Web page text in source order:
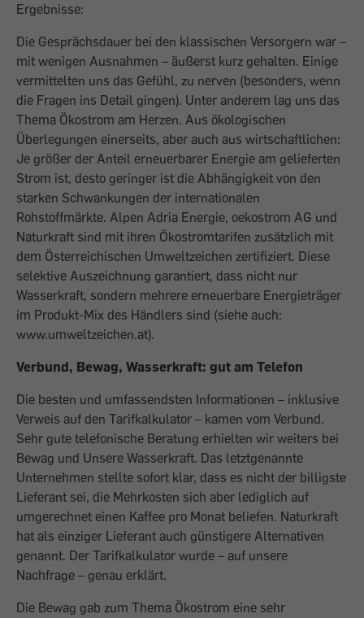
Ergebnisse:
Die Gesprächsdauer bei den klassischen Versorgern war –
mit wenigen Ausnahmen – äußerst kurz gehalten. Einige
vermittelten uns das Gefühl, zu nerven (besonders, wenn
die Fragen ins Detail gingen). Unter anderem lag uns das
Thema Ökostrom am Herzen. Aus ökologischen
Überlegungen einerseits, aber auch aus wirtschaftlichen:
Je größer der Anteil erneuerbarer Energie am gelieferten
Strom ist, desto geringer ist die Abhängigkeit von den
starken Schwankungen der internationalen
Rohstoffmärkte. Alpen Adria Energie, oekostrom AG und
Naturkraft sind mit ihren Ökostromtarifen zusätzlich mit
dem Österreichischen Umweltzeichen zertifiziert. Diese
selektive Auszeichnung garantiert, dass nicht nur
Wasserkraft, sondern mehrere erneuerbare Energieträger
im Produkt-Mix des Händlers sind (siehe auch:
www.umweltzeichen.at).
Verbund, Bewag, Wasserkraft: gut am Telefon
Die besten und umfassendsten Informationen – inklusive
Verweis auf den Tarifkalkulator – kamen vom Verbund.
Sehr gute telefo­nische Beratung erhielten wir weiters bei
Bewag und Unsere Wasserkraft. Das letztgenannte
Unternehmen stellte sofort klar, dass es nicht der billigste
Lieferant sei, die Mehrkosten sich aber lediglich auf
umgerechnet einen Kaffee pro Monat beliefen. Naturkraft
hat als einziger Lieferant auch günstigere ­Alternativen
genannt. Der Tarifkalkulator wurde – auf unsere
Nachfrage – genau erklärt.
Die Bewag gab zum Thema Ökostrom eine sehr